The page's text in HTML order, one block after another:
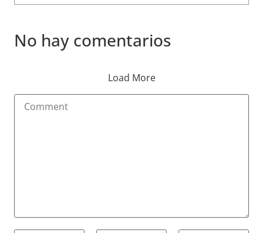
No hay comentarios
Load More